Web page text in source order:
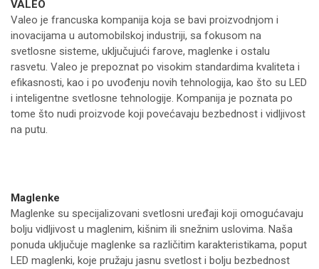
VALEO
Valeo je francuska kompanija koja se bavi proizvodnjom i
inovacijama u automobilskoj industriji, sa fokusom na
svetlosne sisteme, uključujući farove, maglenke i ostalu
rasvetu. Valeo je prepoznat po visokim standardima kvaliteta i
efikasnosti, kao i po uvođenju novih tehnologija, kao što su LED
i inteligentne svetlosne tehnologije. Kompanija je poznata po
tome što nudi proizvode koji povećavaju bezbednost i vidljivost
na putu.
Maglenke
Maglenke su specijalizovani svetlosni uređaji koji omogućavaju
bolju vidljivost u maglenim, kišnim ili snežnim uslovima. Naša
ponuda uključuje maglenke sa različitim karakteristikama, poput
LED maglenki, koje pružaju jasnu svetlost i bolju bezbednost